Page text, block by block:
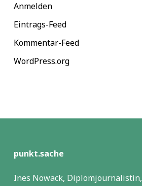
Anmelden
Eintrags-Feed
Kommentar-Feed
WordPress.org
punkt.sache
Ines Nowack, Diplomjournalistin,